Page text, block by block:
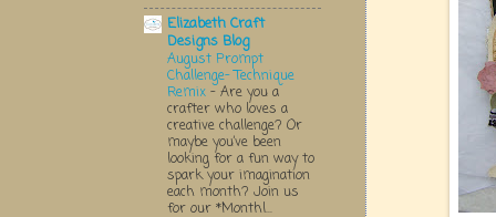
Elizabeth Craft
Designs Blog
August Prompt
Challenge- Technique
Remix - Are you a
crafter who loves a
creative challenge? Or
maybe you’ve been
looking for a fun way to
spark your imagination
each month? Join us
for our *Monthl...